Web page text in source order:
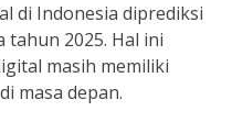
di Indonesia diprediksi
2025. Hal ini
masih memiliki
masa depan.